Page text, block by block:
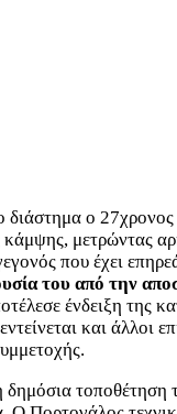
διάστημα ο
κάμψης, μετρώντας
που έχει
του από την
ένδειξη της
και άλλοι
δημόσια τοποθέτηση